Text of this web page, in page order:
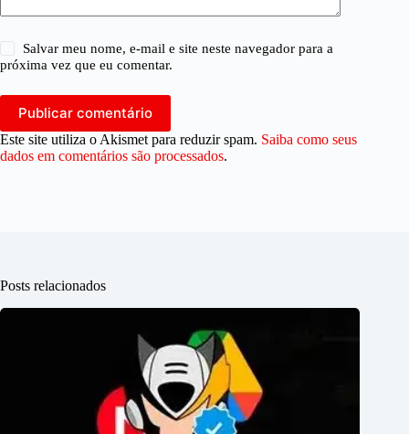
Salvar meu nome, e-mail e site neste navegador para a
próxima vez que eu comentar.
Publicar comentário
Este site utiliza o Akismet para reduzir spam. Saiba como seus
dados em comentários são processados.
Posts relacionados